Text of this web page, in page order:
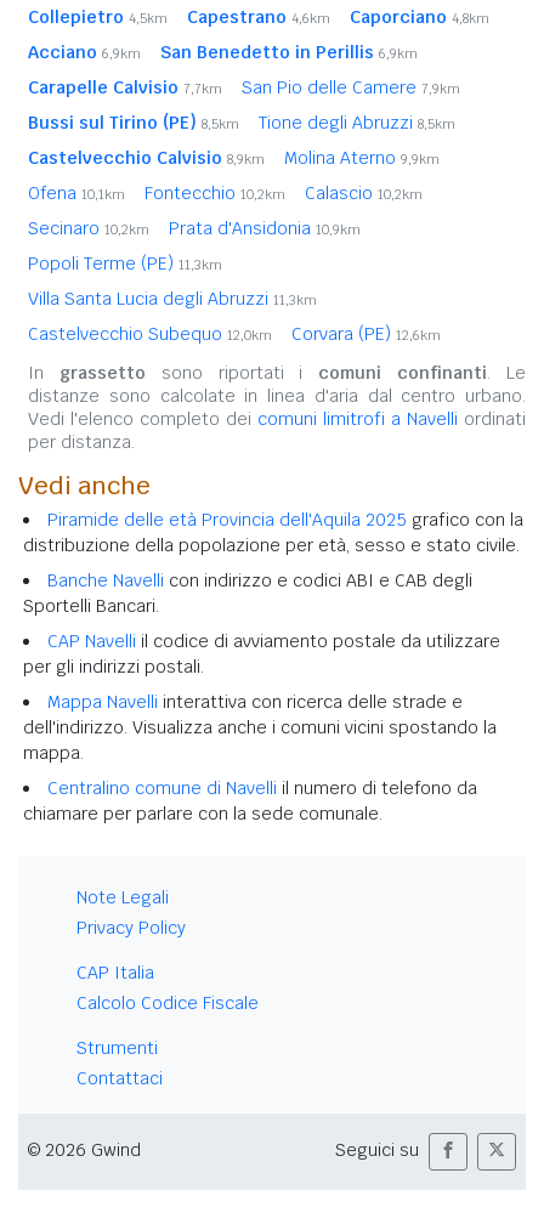
Collepietro 4,5km Capestrano 4,6km Caporciano 4,8km
Acciano 6,9km San Benedetto in Perillis 6,9km
Carapelle Calvisio 7,7km San Pio delle Camere 7,9km
Bussi sul Tirino (PE) 8,5km Tione degli Abruzzi 8,5km
Castelvecchio Calvisio 8,9km Molina Aterno 9,9km
Ofena 10,1km Fontecchio 10,2km Calascio 10,2km
Secinaro 10,2km Prata d'Ansidonia 10,9km
Popoli Terme (PE) 11,3km
Villa Santa Lucia degli Abruzzi 11,3km
Castelvecchio Subequo 12,0km Corvara (PE) 12,6km
In grassetto sono riportati i comuni confinanti. Le
distanze sono calcolate in linea d'aria dal centro urbano.
Vedi l'elenco completo dei comuni limitrofi a Navelli ordinati
per distanza.
Vedi anche
Piramide delle età Provincia dell'Aquila 2025 grafico con la
distribuzione della popolazione per età, sesso e stato civile.
Banche Navelli con indirizzo e codici ABI e CAB degli
Sportelli Bancari.
CAP Navelli il codice di avviamento postale da utilizzare
per gli indirizzi postali.
Mappa Navelli interattiva con ricerca delle strade e
dell'indirizzo. Visualizza anche i comuni vicini spostando la
mappa.
Centralino comune di Navelli il numero di telefono da
chiamare per parlare con la sede comunale.
Note Legali
Privacy Policy
CAP Italia
Calcolo Codice Fiscale
Strumenti
Contattaci
© 2026 Gwind Seguici su